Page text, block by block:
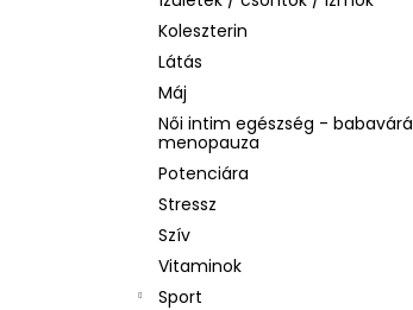
Koleszterin
Látás
Máj
Női intim egészség -
menopauza
Potenciára
Stressz
Szív
Vitaminok
Sport